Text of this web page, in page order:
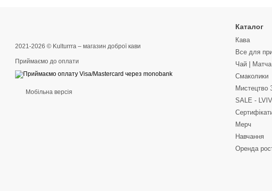
2021-2026 © Kulturrra – магазин доброї кави
Приймаємо до оплати
Мобільна версія
Каталог
Кава
Все для
Чай |
Смаколики
Мистецтво
SALE -
Мерч
Навчання
Оренда